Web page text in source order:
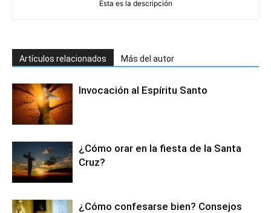
Esta es la descripción
Artículos relacionados Más del autor
Invocación al Espíritu Santo
¿Cómo orar en la fiesta de la Santa
Cruz?
¿Cómo confesarse bien? Consejos